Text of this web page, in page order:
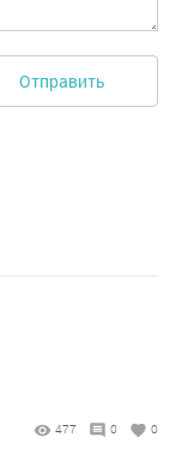
Отправить
477 0 0